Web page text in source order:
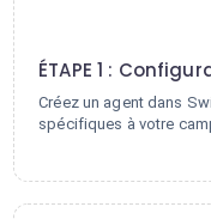
ÉTAPE 1 :
Créez un agent dans
spécifiques à votre